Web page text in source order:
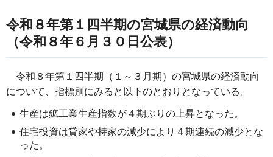
令和８年第１四半期の宮城県の経済動向
（令和８年６月３０日公表）
令和８年第１四半期（１～３月期）の宮城県の経済動向
について、指標別にみると以下のとおりとなっている。
生産は鉱工業生産指数が４期ぶりの上昇となった。
住宅投資は貸家や持家の減少により４期連続の減少とな
った。